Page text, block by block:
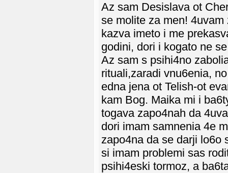
Az sam Desislava ot
se molite za men!
kazva imeto i me
godini, dori i kogato ne
Az sam s psihi4no
rituali,zaradi vnu6enia,
edna jena ot Telish-ot
kam Bog. Maika mi i
togava zapo4nah da
dori imam samnenia 4e
zapo4na da se darji lo6o
si imam problemi sas
psihi4eski tormoz, a